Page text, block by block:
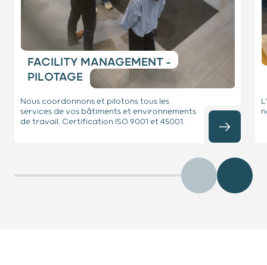
FACILITY MANAGEMENT -
PILOTAGE
Nous coordonnons et pilotons tous les
services de vos bâtiments et environnements
de travail. Certification ISO 9001 et 45001.
Précédent